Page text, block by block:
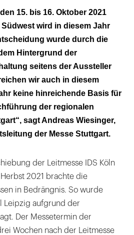
15. bis 16. Oktober 2021
wird in diesem Jahr
wurde durch die
Hintergrund der
seitens der Aussteller
wir auch in diesem
keine hinreichende Basis für
der regionalen
sagt Andreas Wiesinger,
der Messe Stuttgart.
der Leitmesse IDS Köln
2021 brachte die
in Bedrängnis. So wurde
Leipzig aufgrund der
Der Messetermin der
Wochen nach der Leitmesse